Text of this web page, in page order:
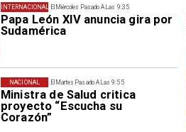
El Miércoles Pasado A Las 9:35
Papa León XIV anuncia gira por
Sudamérica
INTERNACIONAL
El Martes Pasado A Las 9:55
Ministra de Salud critica
proyecto “Escucha su
Corazón”
NACIONAL